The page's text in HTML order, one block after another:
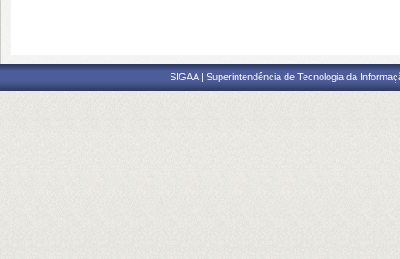
SIGAA | Superintendência de Tecnologia da